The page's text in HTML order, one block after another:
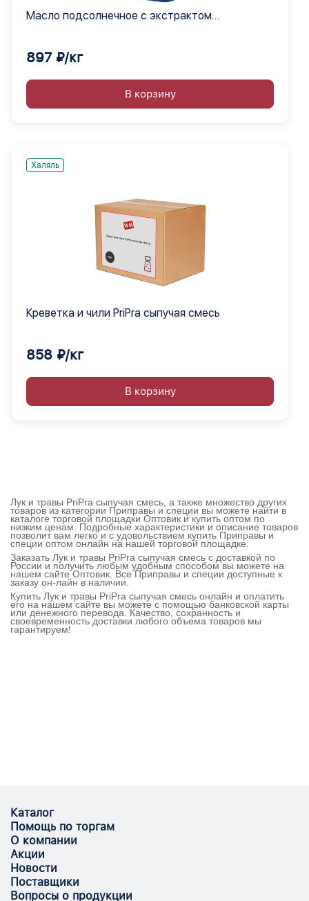
Масло подсолнечное с экстрактом
897 ₽/кг
В корзину
Халяль
Креветка и чили PriPra сыпучая смесь
858 ₽/кг
В корзину
Лук и травы PriPra сыпучая смесь, а также множество других
товаров из категории Приправы и специи вы можете найти в
каталоге торговой площадки Оптовик и купить оптом по
низким ценам. Подробные характеристики и описание товаров
позволит вам легко и с удовольствием купить Приправы и
специи оптом онлайн на нашей торговой площадке.
Заказать Лук и травы PriPra сыпучая смесь с доставкой по
России и получить любым удобным способом вы можете на
нашем сайте Оптовик. Все Приправы и специи доступные к
заказу он-лайн в наличии.
Купить Лук и травы PriPra сыпучая смесь онлайн и оплатить
его на нашем сайте вы можете с помощью банковской карты
или денежного перевода. Качество, сохранность и
своевременность доставки любого объема товаров мы
гарантируем!
Каталог
Помощь по торгам
О компании
Акции
Новости
Поставщики
Вопросы о продукции